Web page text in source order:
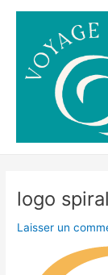
logo
Laisser un